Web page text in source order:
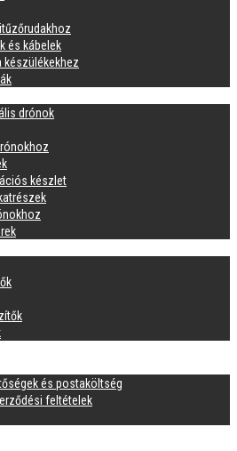
és kábelek
készülékekhez
drónok
készlet
és postaköltség
feltételek